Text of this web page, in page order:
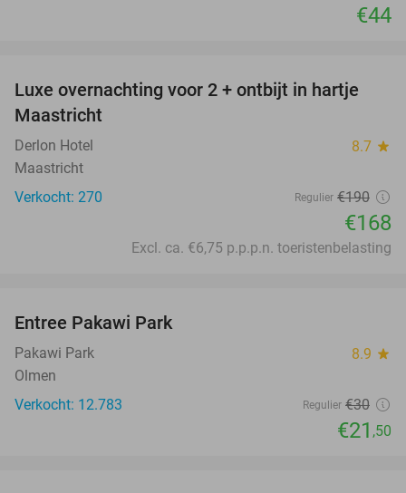
€44
12%
Luxe overnachting voor 2 + ontbijt in hartje
Maastricht
Derlon Hotel 8.7 star
Maastricht
Verkocht: 270
Regulier €190
€168
Excl. ca. €6,75 p.p.p.n. toeristenbelasting
Entree Pakawi Park
Pakawi Park 8.9 star
Olmen
Verkocht: 12.783
Regulier €30
€21 ,50